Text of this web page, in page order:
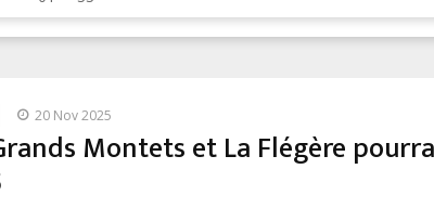
20 Nov 2025
Montets et La Flégère